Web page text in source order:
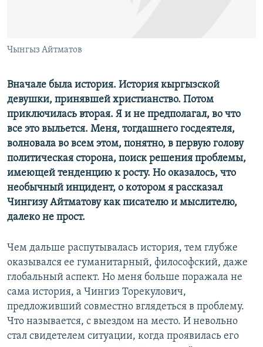
Чынгыз Айтматов
Вначале была история. История кыргызской
девушки, принявшей христианство. Потом
приключилась вторая. Я и не предполагал, во что
все это выльется. Меня, тогдашнего госдеятеля,
волновала во всем этом, понятно, в первую голову
политическая сторона, поиск решения проблемы,
имеющей тенденцию к росту. Но оказалось, что
необычный инцидент, о котором я рассказал
Чингизу Айтматову как писателю и мыслителю,
далеко не прост.
Чем дальше распутывалась история, тем глубже
оказывался ее гуманитарный, философский, даже
глобальный аспект. Но меня больше поражала не
сама история, а Чингиз Торекулович,
предложивший совместно вглядеться в проблему.
Что называется, с выездом на место. И невольно
стал свидетелем ситуации, когда проявилась его